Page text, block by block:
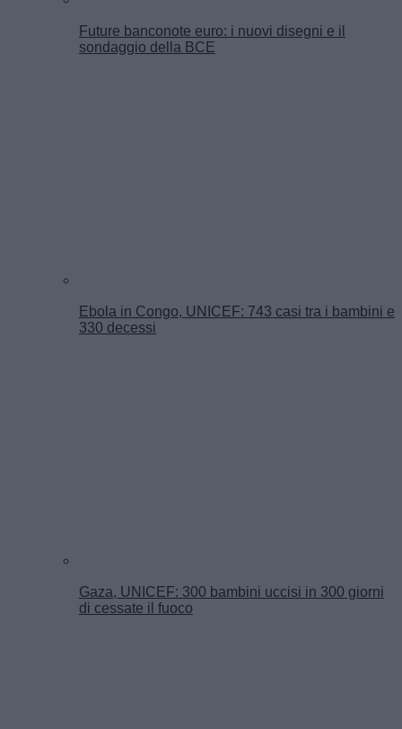
Future banconote euro: i nuovi disegni e il
sondaggio della BCE
Ebola in Congo, UNICEF: 743 casi tra i bambini e
330 decessi
Gaza, UNICEF: 300 bambini uccisi in 300 giorni
di cessate il fuoco